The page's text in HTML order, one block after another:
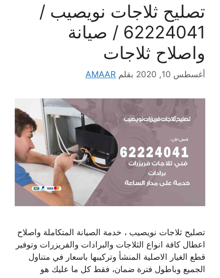
تصليح ثلاجات نويصيب /
62224041 / صيانة
واصلاح ثلاجات
أغسطس 10, 2020 بقلم AMAAR
تصليح ثلاجات نويصيب ، خدمة الصيانة المتكاملة واصلاح
اعطال كافة انواع الثلاجات والبرادات والفريزرات وتوفير
قطع الغيار الاصلية المنشأ وتركيبها باسعار في متناول
الجميع وباطول فترة ضمان، فقط كل ما عليك هو